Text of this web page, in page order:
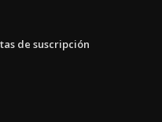
de suscripción